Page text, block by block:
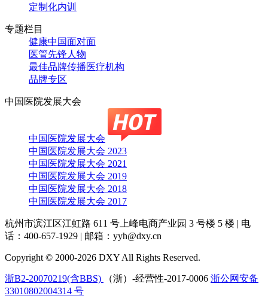
定制化内训
专题栏目
健康中国面对面
医管先锋人物
最佳品牌传播医疗机构
品牌专区
中国医院发展大会
中国医院发展大会
中国医院发展大会 2023
中国医院发展大会 2021
中国医院发展大会 2019
中国医院发展大会 2018
中国医院发展大会 2017
杭州市滨江区江虹路 611 号上峰电商产业园 3 号楼 5 楼 | 电
话：400-657-1929 | 邮箱：yyh@dxy.cn
Copyright © 2000-2026 DXY All Rights Reserved.
浙B2-20070219(含BBS) （浙）-经营性-2017-0006 浙公网安备
33010802004314 号